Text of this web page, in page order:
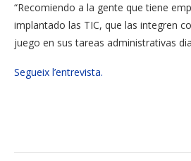
“Recomiendo a la gente que tiene
implantado las TIC, que las integren
juego en sus tareas administrativas
Segueix l’entrevista.